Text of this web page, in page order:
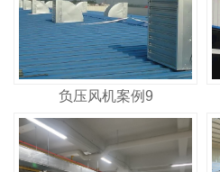
负压风机案例9